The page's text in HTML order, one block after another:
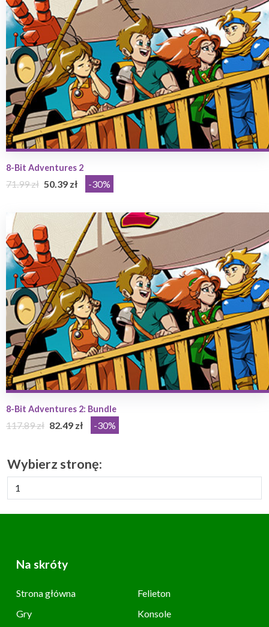
8-Bit Adventures 2
71.99 zł 50.39 zł -30%
8-Bit Adventures 2: Bundle
117.89 zł 82.49 zł -30%
Wybierz stronę:
Na skróty
Strona główna
Felieton
Gry
Konsole